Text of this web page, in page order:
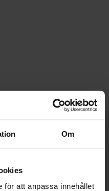
Om
för att anpassa innehållet
LEVERANS